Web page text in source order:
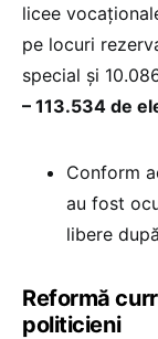
licee
pe locuri
special și
– 113.534 de
Conform
au fost
libere
Reformă
politicieni